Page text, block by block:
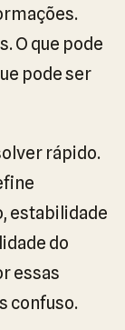
O que pode
pode ser
rápido.
estabilidade
do
essas
confuso.